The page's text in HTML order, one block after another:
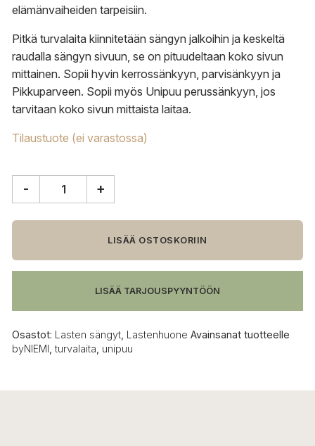
elämänvaiheiden tarpeisiin.
Pitkä turvalaita kiinnitetään sängyn jalkoihin ja keskeltä
raudalla sängyn sivuun, se on pituudeltaan koko sivun
mittainen. Sopii hyvin kerrossänkyyn, parvisänkyyn ja
Pikkuparveen. Sopii myös Unipuu perussänkyyn, jos
tarvitaan koko sivun mittaista laitaa.
Tilaustuote (ei varastossa)
turvalaita
- +
LISÄÄ OSTOSKORIIN
LISÄÄ TARJOUSPYYNTÖÖN
Osastot: Lasten sängyt Lastenhuone Avainsanat tuotteelle
byNIEMI ,turvalaita unipuu